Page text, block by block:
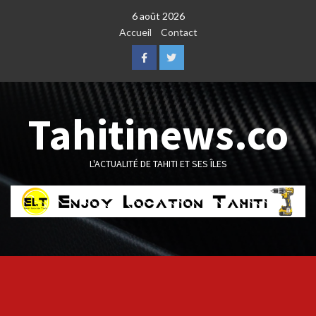
6 août 2026
Accueil
Contact
FacebookTwitter
Tahitinews.co
L'ACTUALITÉ DE TAHITI ET SES ÎLES